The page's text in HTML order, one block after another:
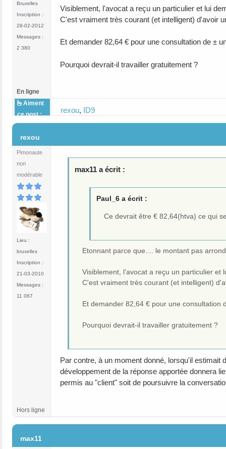
Bruxelles
Inscription :
28-02-2012
Messages :
2 380
Visiblement, l'avocat a reçu un particulier et lui
C'est vraiment très courant (et intelligent) d'avoir
Et demander 82,64 € pour une consultation de ±
Pourquoi devrait-il travailler gratuitement ?
En ligne
Aiment
ce post :
rexou, ID9
rexou
Pimonaute
non
modérable
Lieu :
bruxelles
Inscription :
21-03-2010
Messages :
11 067
max11 a écrit :
Paul_6 a écrit :
Ce devrait être € 82,64(htva) ce qui
Etonnant parce que.... le montant pas
Visiblement, l'avocat a reçu un particulier et
C'est vraiment très courant (et intelligent)
Et demander 82,64 € pour une consultation
Pourquoi devrait-il travailler gratuitement ?
Par contre, à un moment donné, lorsqu'il estimait
développement de la réponse apportée donnera
permis au "client" soit de poursuivre la
Hors ligne
max11